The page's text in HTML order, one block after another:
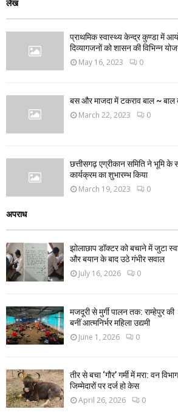
लेख
प्राथमिक स्वास्थ्य केन्द्र कुण्डा में
दिव्यागजनों को शासन की विभिन्न
May 16, 2023 0
बस और माजदा में टकराव बाल ~ बाल
March 22, 2023 0
छत्तीसगढ़ एग्रीकान समिति ने भूमि के
कार्यक्रम का शुभारम्भ किया
March 19, 2023 0
अपराध
झोलाछाप डॉक्टर को बचाने में जुटा
और बयान के बाद उठे गंभीर सवाल
July 16, 2026 0
मजदूरी से मुर्गी पालन तक: राम्हेपुर
बनीं आत्मनिर्भर महिला उद्यमी
June 1, 2026 0
तीर से बचा ‘गौर’ गर्मी में मरा: वन
जिम्मेदारों पर दर्ज हो केस
April 26, 2026 0